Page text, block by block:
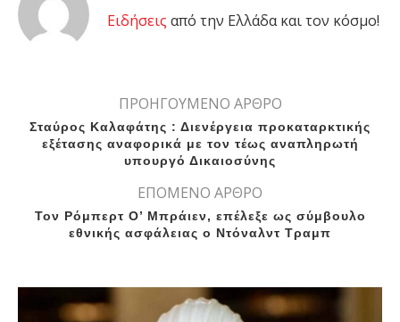
Eιδήσεις από την Ελλάδα και τον κόσμο!
ΠΡΟΗΓΟΥΜΕΝΟ ΑΡΘΡΟ
Σταύρος Καλαφάτης : Διενέργεια προκαταρκτικής
εξέτασης αναφορικά με τον τέως αναπληρωτή
υπουργό Δικαιοσύνης
ΕΠΟΜΕΝΟ ΑΡΘΡΟ
Τον Ρόμπερτ Ο’ Μπράιεν, επέλεξε ως σύμβουλο
εθνικής ασφάλειας ο Ντόναλντ Τραμπ